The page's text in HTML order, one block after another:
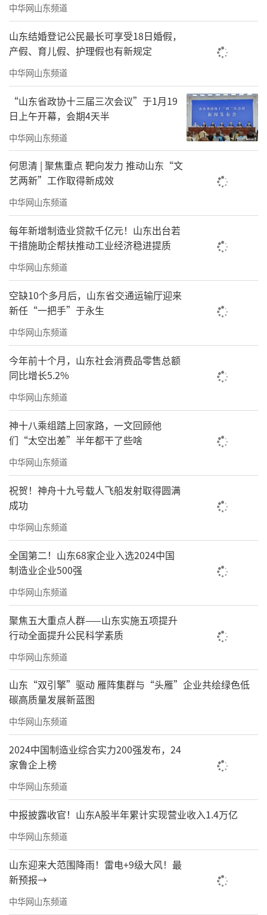
智慧消防、智慧能源、OA办公、应急管理、大
数据分析八大模块，“一屏统管”实现对安全
态势、设备运行、能源消耗、客流热力等关键
指标的实时掌控，让博物馆管理从传统经验判
断走向数据驱动的精准决策。
智慧服务——让文化体验触手可及
围绕游客“游前-游中-游后”全周期体验，
提供预约票务、智慧导览、数字文化体验、大
模型智能问答等全场景服务矩阵。融合AR/VR、
AI数字人等技术，实现虚实融合导览、个性化路
线推荐、多语种语音讲解等沉浸式体验，打通
线上线下参观闭环，实现“未至先享、沉浸互
动、离场不离馆”。
智慧保护——让文化遗产永续传承
围绕文物全生命周期，实现从文物入库、
展陈、修复到数字资产授权全流程管控。对文
物保存环境实施“微环境-小环境-大环境-室外
环境”四级梯度监测与智能调控，推进知识产
权数字化管理，构建文物全生命周期专业化、
智能化的永续守护。
全国标杆样板落地
多类型文博项目实践验证方案实力
依托成熟技术，
海纳云整体数字化解决方案已落地13个国
家、62个城市，覆盖多行业、多类型空间项
中华网山东频道
山东结婚登记公民最长可享受18日婚假，
产假、育儿假、护理假也有新规定
中华网山东频道
“山东省政协十三届三次会议”于1月19
日上午开幕，会期4天半
中华网山东频道
何思清 | 聚焦重点 靶向发力 推动山东“文
艺两新”工作取得新成效
中华网山东频道
每年新增制造业贷款千亿元！山东出台若
干措施助企帮扶推动工业经济稳进提质
中华网山东频道
空缺10个多月后，山东省交通运输厅迎来
新任“一把手”于永生
中华网山东频道
今年前十个月，山东社会消费品零售总额
同比增长5.2%
中华网山东频道
神十八乘组踏上回家路，一文回顾他
们“太空出差”半年都干了些啥
中华网山东频道
祝贺！神舟十九号载人飞船发射取得圆满
成功
中华网山东频道
全国第二！山东68家企业入选2024中国
制造业企业500强
中华网山东频道
聚焦五大重点人群——山东实施五项提升
行动全面提升公民科学素质
中华网山东频道
山东“双引擎”驱动 雁阵集群与“头雁”企业共绘绿色低
碳高质量发展新蓝图
中华网山东频道
2024中国制造业综合实力200强发布，24
家鲁企上榜
中华网山东频道
中报披露收官！山东A股半年累计实现营业收入1.4万亿
中华网山东频道
山东迎来大范围降雨！雷电+9级大风！最
新预报→
中华网山东频道